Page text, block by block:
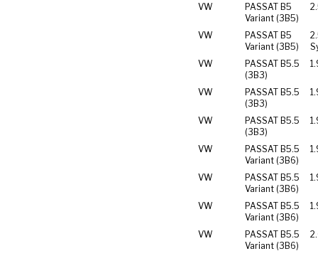
VW
PASSAT B5
Variant (3B5)
VW
PASSAT B5
Variant (3B5)
VW
PASSAT B5.5
(3B3)
VW
PASSAT B5.5
(3B3)
VW
PASSAT B5.5
(3B3)
VW
PASSAT B5.5
Variant (3B6)
VW
PASSAT B5.5
Variant (3B6)
VW
PASSAT B5.5
Variant (3B6)
VW
PASSAT B5.5
Variant (3B6)